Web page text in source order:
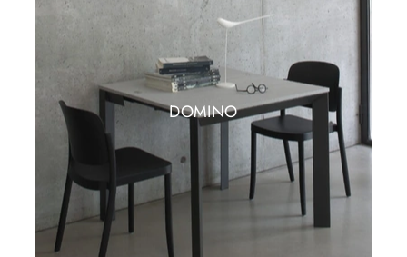
DOMINO